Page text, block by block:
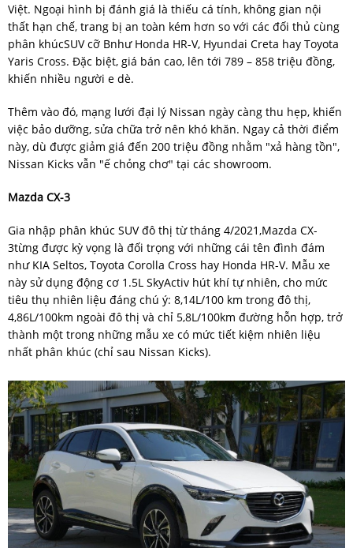
Việt. Ngoại hình bị đánh giá là thiếu cá tính, không gian nội
thất hạn chế, trang bị an toàn kém hơn so với các đối thủ cùng
phân khúcSUV cỡ Bnhư Honda HR-V, Hyundai Creta hay Toyota
Yaris Cross. Đặc biệt, giá bán cao, lên tới 789 – 858 triệu đồng,
khiến nhiều người e dè.
Thêm vào đó, mạng lưới đại lý Nissan ngày càng thu hẹp, khiến
việc bảo dưỡng, sửa chữa trở nên khó khăn. Ngay cả thời điểm
này, dù được giảm giá đến 200 triệu đồng nhằm "xả hàng tồn",
Nissan Kicks vẫn "ế chỏng chơ" tại các showroom.
Mazda CX-3
Gia nhập phân khúc SUV đô thị từ tháng 4/2021,Mazda CX-
3từng được kỳ vọng là đối trọng với những cái tên đình đám
như KIA Seltos, Toyota Corolla Cross hay Honda HR-V. Mẫu xe
này sử dụng động cơ 1.5L SkyActiv hút khí tự nhiên, cho mức
tiêu thụ nhiên liệu đáng chú ý: 8,14L/100 km trong đô thị,
4,86L/100km ngoài đô thị và chỉ 5,8L/100km đường hỗn hợp, trở
thành một trong những mẫu xe có mức tiết kiệm nhiên liệu
nhất phân khúc (chỉ sau Nissan Kicks).